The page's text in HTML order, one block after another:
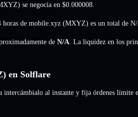
se negocia en $0.000008
de mobile.xyz (MXYZ) es un total de
de N/A . La liquidez en los
en Solflare
al instante y fija órdenes límite